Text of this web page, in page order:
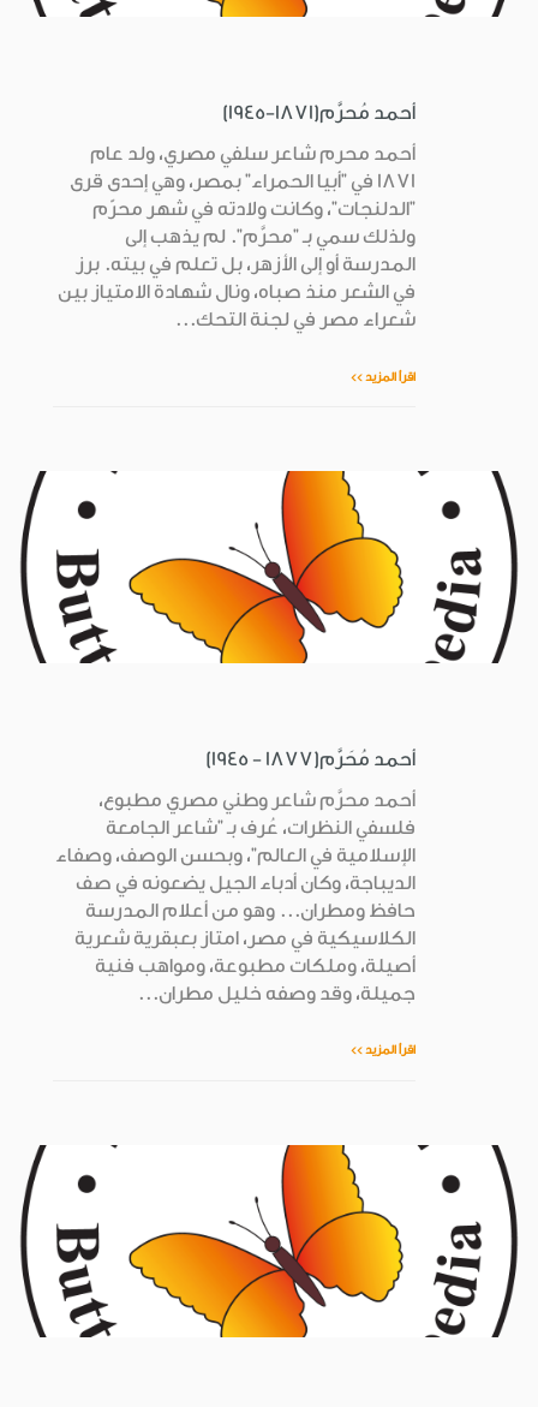
أحمد مُحرَّم(1871-1945)
أحمد محرم شاعر سلفي مصري، ولد عام
1871 في "أبيا الحمراء" بمصر، وهي إحدى قرى
"الدلنجات"، وكانت ولادته في شهر محرّم
ولذلك سمي بـ "محرَّم". لم يذهب إلى
المدرسة أو إلى الأزهر، بل تعلم في بيته. برز
في الشعر منذ صباه، ونال شهادة الامتياز بين
شعراء مصر في لجنة التحك...
اقرأ المزيد >>
أحمد مُحَرَّم(1877 - 1945)
أحمد محرَّم شاعر وطني مصري مطبوع،
فلسفي النظرات، عُرف بـ "شاعر الجامعة
الإسلامية في العالم"، وبحسن الوصف، وصفاء
الديباجة، وكان أدباء الجيل يضعونه في صف
حافظ ومطران... وهو من أعلام المدرسة
الكلاسيكية في مصر، امتاز بعبقرية شعرية
أصيلة، وملكات مطبوعة، ومواهب فنية
جميلة، وقد وصفه خليل مطران...
اقرأ المزيد >>